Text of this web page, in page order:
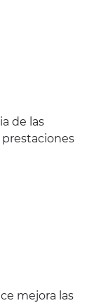
de las
mejora las